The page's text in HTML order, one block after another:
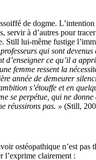
de dogme.
à d’autres pour
Still lui-même fustige
qui sont
ce qu’il a
femme ressent la
de demeurer
s’étouffe et en
se perpétue, qui ne
réussirons pas. » (Still,
ostéopathique n’est
l’exprime clairement :